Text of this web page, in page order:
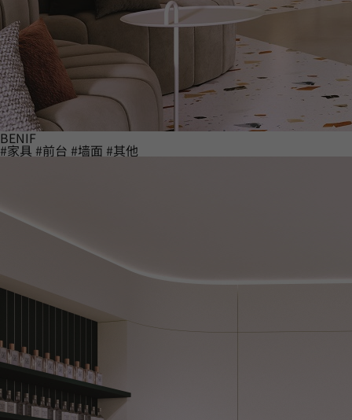
BENIF
#家具 #前台 #墙面 #其他